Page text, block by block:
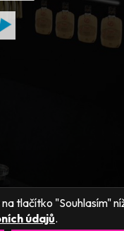
tlačítko "Souhlasím"
údajů.